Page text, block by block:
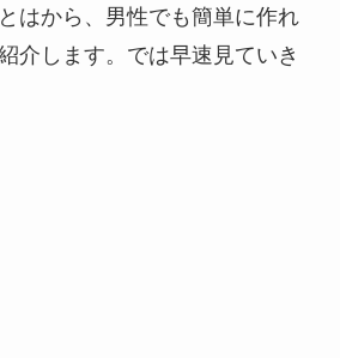
はから、男性でも簡単に作れ
介します。では早速見ていき